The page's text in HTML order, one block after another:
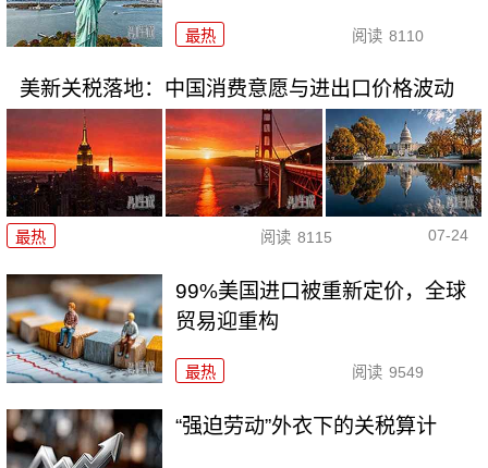
最热 阅读 8110
美新关税落地：中国消费意愿与进出口价格波动
最热 阅读 8115 07-24
99%美国进口被重新定价，全球
贸易迎重构
最热 阅读 9549
“强迫劳动”外衣下的关税算计